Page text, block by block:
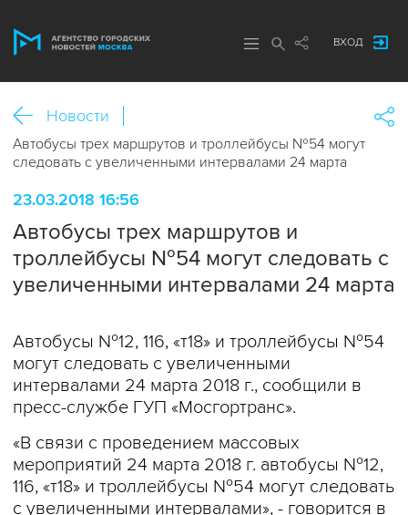
ВХОД
Новости
Автобусы трех маршрутов и троллейбусы №54 могут
следовать с увеличенными интервалами 24 марта
23.03.2018 16:56
Автобусы трех маршрутов и
троллейбусы №54 могут следовать с
увеличенными интервалами 24 марта
Автобусы №12, 116, «т18» и троллейбусы №54
могут следовать с увеличенными
интервалами 24 марта 2018 г., сообщили в
пресс-службе ГУП «Мосгортранс».
«В связи с проведением массовых
мероприятий 24 марта 2018 г. автобусы №12,
116, «т18» и троллейбусы №54 могут следовать
с увеличенными интервалами», - говорится в